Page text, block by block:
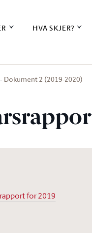
HVA SKJER?
Dokument 2 (2019-2020)
for 2019